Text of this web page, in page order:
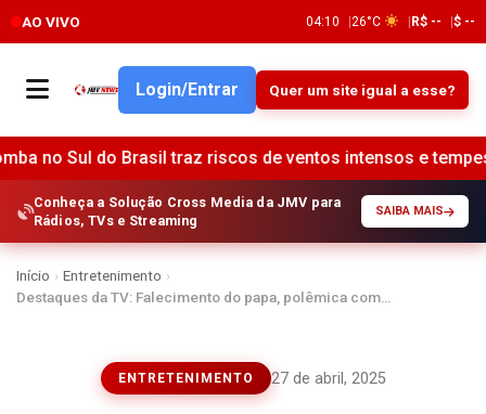
AO VIVO 04:10 26°C R$ -- $ --
Login/Entrar Quer um site igual a esse?
Brasil traz riscos de ventos intensos e tempestades •
Conheça a Solução Cross Media da JMV para
Rádios, TVs e Streaming
SAIBA MAIS
Início › Entretenimento ›
Destaques da TV: Falecimento do papa, polêmica com…
ENTRETENIMENTO 27 de abril, 2025